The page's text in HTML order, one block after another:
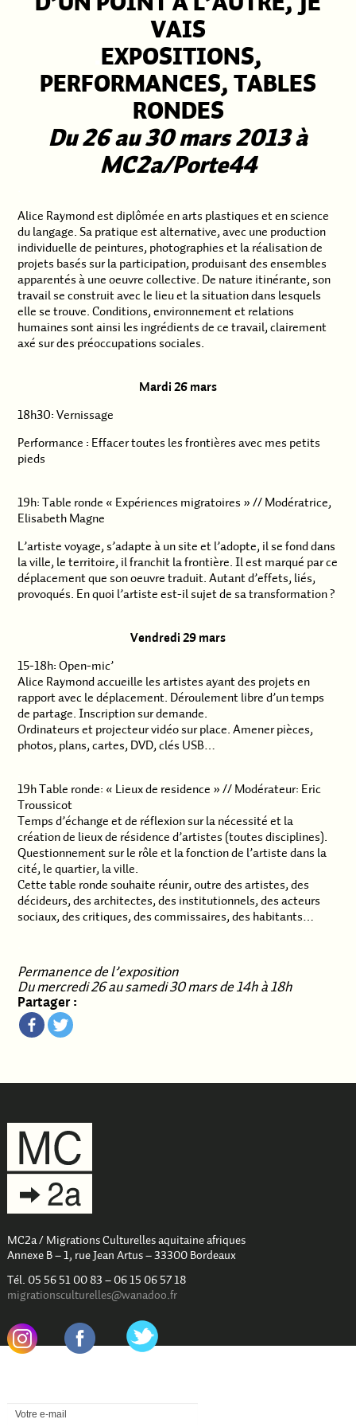
VAIS
EXPOSITIONS,
PERFORMANCES, TABLES
RONDES
Du 26 au30 mars2013 à
MC2a/Porte44
Alice Raymond est diplômée en arts plastiques et en science
du langage. Sa pratique est alternative, avec une production
individuelle de peintures, photographies et la réalisation de
projets basés sur la participation, produisant des ensembles
apparentés à une oeuvre collective. De nature itinérante, son
travail se construit avec le lieu et la situation dans lesquels
elle se trouve. Conditions, environnement et relations
humaines sont ainsi les ingrédients de ce travail, clairement
axé sur des préoccupations sociales.
Mardi 26 mars
18h30: Vernissage
Performance : Effacer toutes les frontières avec mes petits
pieds
19h: Table ronde « Expériences migratoires » // Modératrice,
Elisabeth Magne
L’artiste voyage, s’adapte à un site et l’adopte, il se fond dans
la ville, le territoire, il franchit la frontière. Il est marqué par ce
déplacement que son oeuvre traduit. Autant d’effets, liés,
provoqués. En quoi l’artiste est-il sujet de sa transformation ?
Vendredi 29 mars
15-18h: Open-mic’
Alice Raymond accueille les artistes ayant des projets en
rapport avec le déplacement. Déroulement libre d’un temps
de partage. Inscription sur demande.
Ordinateurs et projecteur vidéo sur place. Amener pièces,
photos, plans, cartes, DVD, clés USB…
19h Table ronde: « Lieux de residence » // Modérateur: Eric
Troussicot
Temps d’échange et de réflexion sur la nécessité et la
création de lieux de résidence d’artistes (toutes disciplines).
Questionnement sur le rôle et la fonction de l’artiste dans la
cité, le quartier, la ville.
Cette table ronde souhaite réunir, outre des artistes, des
décideurs, des architectes, des institutionnels, des acteurs
sociaux, des critiques, des commissaires, des habitants…
Permanence de l’exposition
Du mercredi 26 au samedi 30 mars de 14h à 18h
Partager :
MC2a / Migrations Culturelles aquitaine afriques
Annexe B – 1, rue Jean Artus – 33300 Bordeaux
Tél. 05 56 51 00 83 – 06 15 06 57 18
migrationsculturelles@wanadoo.fr